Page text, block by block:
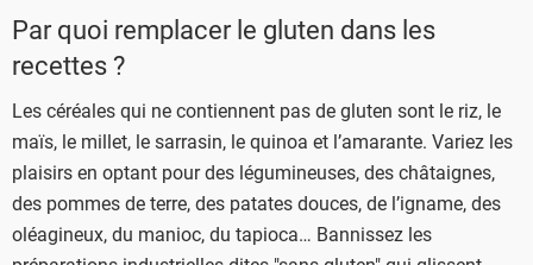
Par quoi remplacer le gluten dans les
recettes ?
Les céréales qui ne contiennent pas de gluten sont le riz, le
maïs, le millet, le sarrasin, le quinoa et l’amarante. Variez les
plaisirs en optant pour des légumineuses, des châtaignes,
des pommes de terre, des patates douces, de l’igname, des
oléagineux, du manioc, du tapioca… Bannissez les